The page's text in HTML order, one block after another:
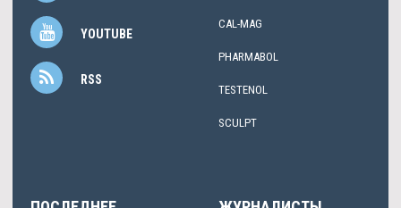
YOUTUBE
RSS
CAL-MAG
PHARMABOL
TESTENOL
SCULPT